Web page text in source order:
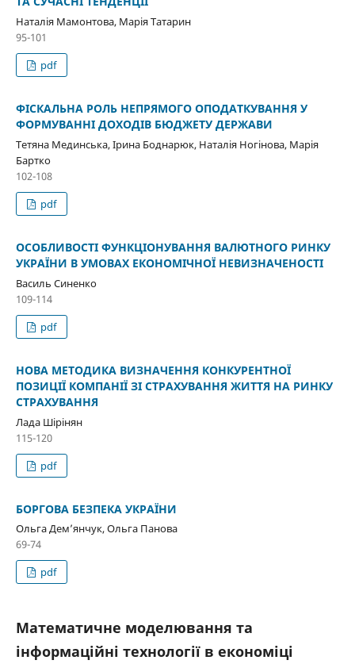
Наталія Мамонтова, Марія Татарин
95-101
pdf
ФІСКАЛЬНА РОЛЬ НЕПРЯМОГО ОПОДАТКУВАННЯ У
ФОРМУВАННІ ДОХОДІВ БЮДЖЕТУ ДЕРЖАВИ
Тетяна Мединська, Ірина Боднарюк, Наталія Ногінова, Марія
Бартко
102-108
pdf
ОСОБЛИВОСТІ ФУНКЦІОНУВАННЯ ВАЛЮТНОГО РИНКУ
УКРАЇНИ В УМОВАХ ЕКОНОМІЧНОЇ НЕВИЗНАЧЕНОСТІ
Василь Синенко
109-114
pdf
НОВА МЕТОДИКА ВИЗНАЧЕННЯ КОНКУРЕНТНОЇ
ПОЗИЦІЇ КОМПАНІЇ ЗІ СТРАХУВАННЯ ЖИТТЯ НА РИНКУ
СТРАХУВАННЯ
Лада Шірінян
115-120
pdf
БОРГОВА БЕЗПЕКА УКРАЇНИ
Ольга Дем’янчук, Ольга Панова
69-74
pdf
Математичне моделювання та
інформаційні технології в економіці